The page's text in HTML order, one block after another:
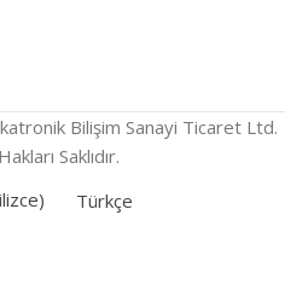
Bilişim Sanayi Ticaret Ltd.
Saklıdır.
) Türkçe